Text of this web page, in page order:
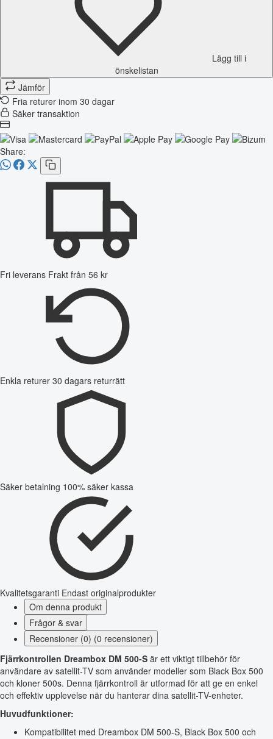
Lägg till i
önskelistan
Jämför
Fria returer inom 30 dagar
Säker transaktion
Share:
Fri leverans Frakt från 56 kr
Enkla returer 30 dagars returrätt
Säker betalning 100% säker kassa
Kvalitetsgaranti Endast originalprodukter
Om denna produkt
Frågor & svar
Recensioner (0) (0 recensioner)
Fjärrkontrollen Dreambox DM 500-S är ett viktigt tillbehör för
användare av satellit-TV som använder modeller som Black Box 500
och kloner 500s. Denna fjärrkontroll är utformad för att ge en enkel
och effektiv upplevelse när du hanterar dina satellit-TV-enheter.
Huvudfunktioner:
Kompatibilitet med Dreambox DM 500-S, Black Box 500 och